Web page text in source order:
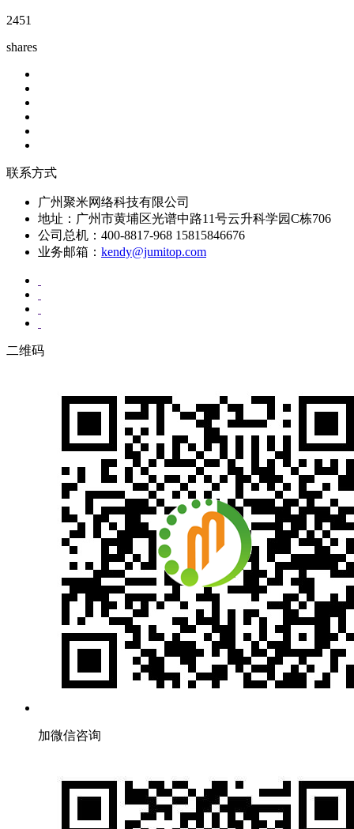
2451
shares
联系方式
广州聚米网络科技有限公司
地址：广州市黄埔区光谱中路11号云升科学园C栋706
公司总机：400-8817-968 15815846676
业务邮箱： kendy@jumitop.com
二维码
加微信咨询